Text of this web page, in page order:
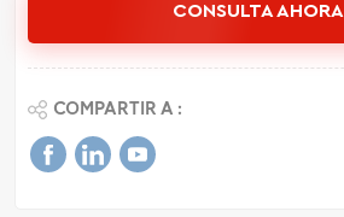
CONSULTA AHORA
COMPARTIR A :